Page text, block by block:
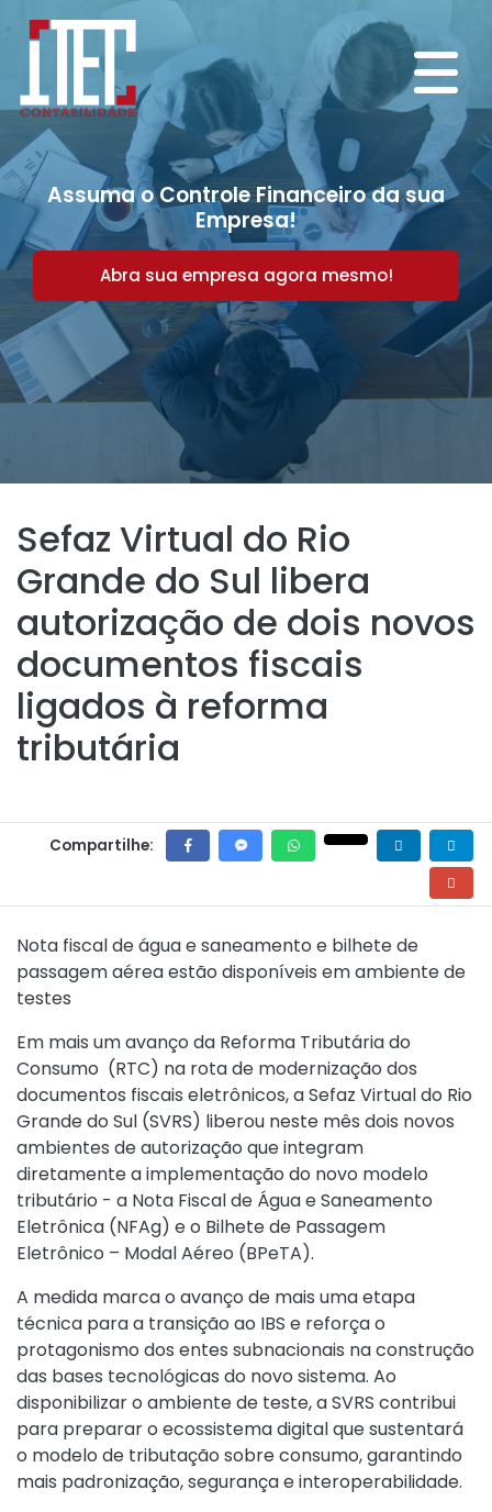
Assuma o Controle Financeiro da sua
Empresa!
Abra sua empresa agora mesmo!
Sefaz Virtual do Rio
Grande do Sul libera
autorização de dois novos
documentos fiscais
ligados à reforma
tributária
Compartilhe:
Nota fiscal de água e saneamento e bilhete de
passagem aérea estão disponíveis em ambiente de
testes
Em mais um avanço da Reforma Tributária do
Consumo (RTC) na rota de modernização dos
documentos fiscais eletrônicos, a Sefaz Virtual do Rio
Grande do Sul (SVRS) liberou neste mês dois novos
ambientes de autorização que integram
diretamente a implementação do novo modelo
tributário - a Nota Fiscal de Água e Saneamento
Eletrônica (NFAg) e o Bilhete de Passagem
Eletrônico – Modal Aéreo (BPeTA).
A medida marca o avanço de mais uma etapa
técnica para a transição ao IBS e reforça o
protagonismo dos entes subnacionais na construção
das bases tecnológicas do novo sistema. Ao
disponibilizar o ambiente de teste, a SVRS contribui
para preparar o ecossistema digital que sustentará
o modelo de tributação sobre consumo, garantindo
mais padronização, segurança e interoperabilidade.